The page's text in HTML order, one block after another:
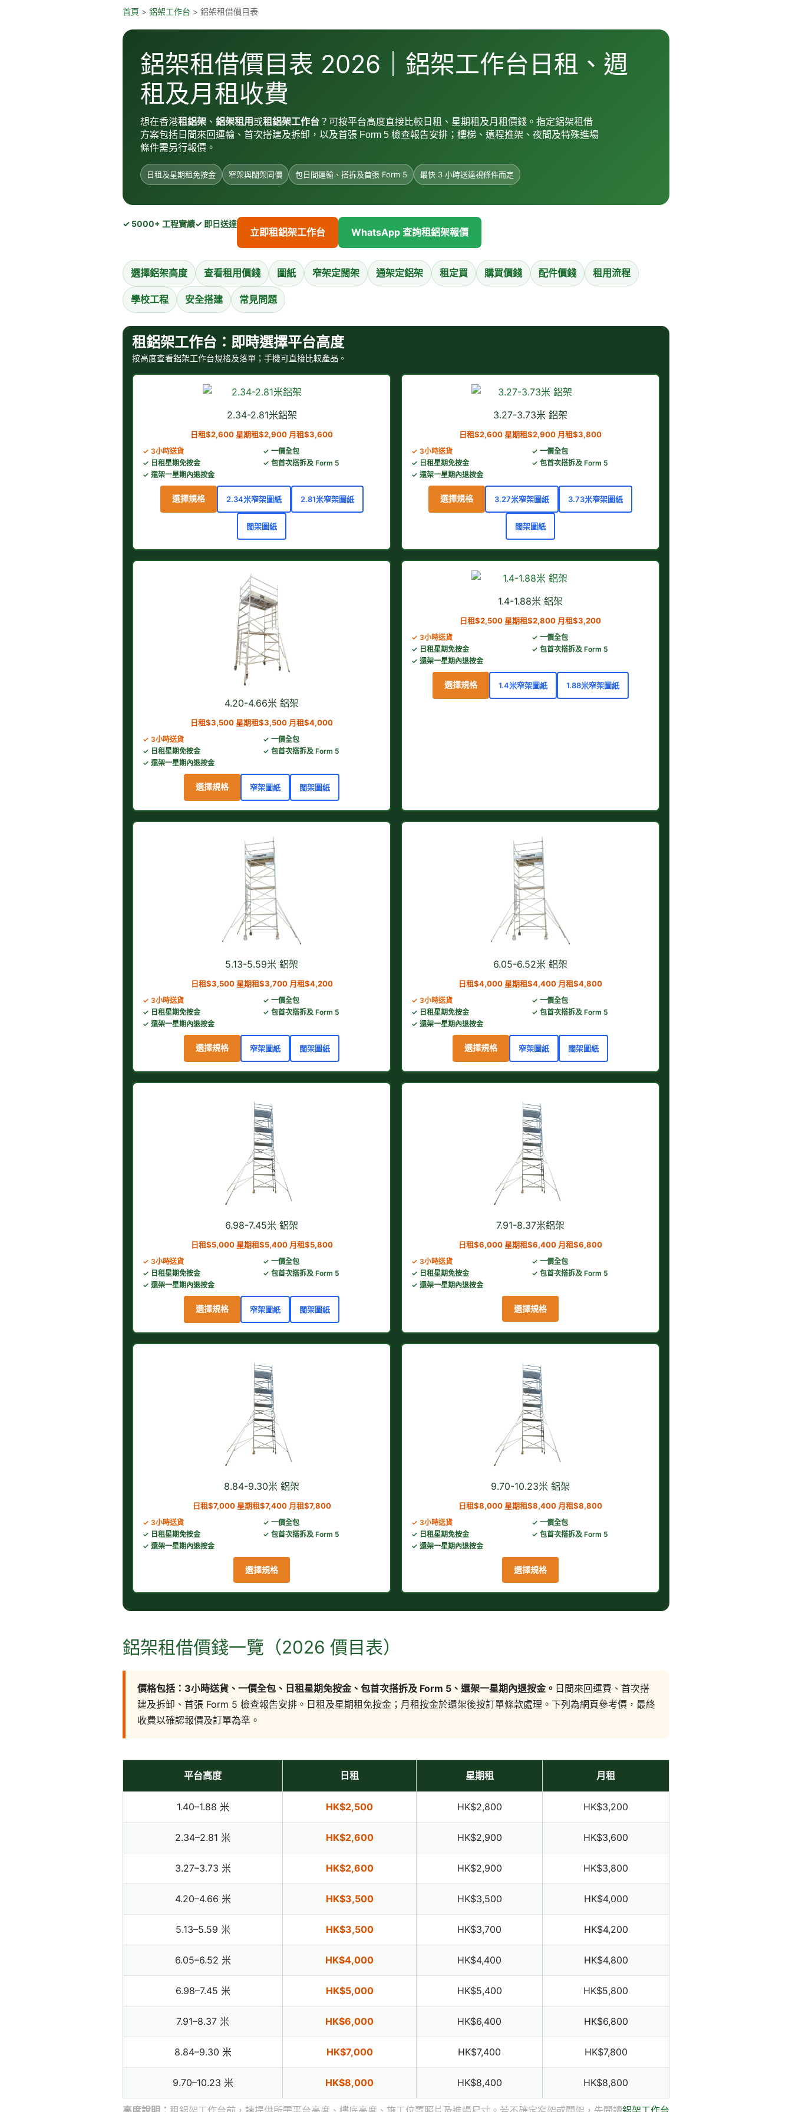
首頁 > 鋁架工作台 > 鋁架租借價目表
鋁架租借價目表 2026｜鋁架工作台日租、週
租及月租收費
想在香港租鋁架 、 鋁架租用 或租鋁架工作台 ？可按平台高度直接比較日租、星期租及月租價錢。指定鋁架租借
方案包括日間來回運輸、首次搭建及拆卸，以及首張 Form 5 檢查報告安排；樓梯、遠程推架、夜間及特殊進場
條件需另行報價。
日租及星期租免按金 窄架與闊架同價 包日間運輸、搭拆及首張 Form 5 最快 3 小時送達視條件而定
✓ 5000+ 工程實績✓ 即日送達
立即租鋁架工作台 WhatsApp 查詢租鋁架報價
選擇鋁架高度 查看租用價錢 圖紙 窄架定闊架 通架定鋁架 租定買 購買價錢 配件價錢 租用流程
學校工程 安全搭建 常見問題
租鋁架工作台：即時選擇平台高度
按高度查看鋁架工作台規格及落單；手機可直接比較產品。
2.34-2.81米鋁架
日租$2,600 星期租$2,900 月租$3,600
✓ 3小時送貨
✓ 一價全包
✓ 日租星期免按金
✓ 包首次搭拆及 Form 5
✓ 還架一星期內退按金
選擇規格 2.34米窄架圖紙 2.81米窄架圖紙
闊架圖紙
3.27-3.73米 鋁架
日租$2,600 星期租$2,900 月租$3,800
✓ 3小時送貨
✓ 一價全包
✓ 日租星期免按金
✓ 包首次搭拆及 Form 5
✓ 還架一星期內退按金
選擇規格 3.27米窄架圖紙 3.73米窄架圖紙
闊架圖紙
4.20-4.66米 鋁架
日租$3,500 星期租$3,500 月租$4,000
✓ 3小時送貨
✓ 一價全包
✓ 日租星期免按金
✓ 包首次搭拆及 Form 5
✓ 還架一星期內退按金
選擇規格 窄架圖紙 闊架圖紙
1.4-1.88米 鋁架
日租$2,500 星期租$2,800 月租$3,200
✓ 3小時送貨
✓ 一價全包
✓ 日租星期免按金
✓ 包首次搭拆及 Form 5
✓ 還架一星期內退按金
選擇規格 1.4米窄架圖紙 1.88米窄架圖紙
5.13-5.59米 鋁架
日租$3,500 星期租$3,700 月租$4,200
✓ 3小時送貨
✓ 一價全包
✓ 日租星期免按金
✓ 包首次搭拆及 Form 5
✓ 還架一星期內退按金
選擇規格 窄架圖紙 闊架圖紙
6.05-6.52米 鋁架
日租$4,000 星期租$4,400 月租$4,800
✓ 3小時送貨
✓ 一價全包
✓ 日租星期免按金
✓ 包首次搭拆及 Form 5
✓ 還架一星期內退按金
選擇規格 窄架圖紙 闊架圖紙
6.98-7.45米 鋁架
日租$5,000 星期租$5,400 月租$5,800
✓ 3小時送貨
✓ 一價全包
✓ 日租星期免按金
✓ 包首次搭拆及 Form 5
✓ 還架一星期內退按金
選擇規格 窄架圖紙 闊架圖紙
7.91-8.37米鋁架
日租$6,000 星期租$6,400 月租$6,800
✓ 3小時送貨
✓ 一價全包
✓ 日租星期免按金
✓ 包首次搭拆及 Form 5
✓ 還架一星期內退按金
選擇規格
8.84-9.30米 鋁架
日租$7,000 星期租$7,400 月租$7,800
✓ 3小時送貨
✓ 一價全包
✓ 日租星期免按金
✓ 包首次搭拆及 Form 5
✓ 還架一星期內退按金
選擇規格
9.70-10.23米 鋁架
日租$8,000 星期租$8,400 月租$8,800
✓ 3小時送貨
✓ 一價全包
✓ 日租星期免按金
✓ 包首次搭拆及 Form 5
✓ 還架一星期內退按金
選擇規格
鋁架租借價錢一覽（2026 價目表）
價格包括：3小時送貨、一價全包、日租星期免按金、包首次搭拆及 Form 5、還架一星期內退按金。 日間來回運費、首次搭
建及拆卸、首張 Form 5 檢查報告安排。日租及星期租免按金；月租按金於還架後按訂單條款處理。下列為網頁參考價，最終
收費以確認報價及訂單為準。
平台高度 日租 星期租 月租
1.40–1.88 米 HK$2,500 HK$2,800 HK$3,200
2.34–2.81 米 HK$2,600 HK$2,900 HK$3,600
3.27–3.73 米 HK$2,600 HK$2,900 HK$3,800
4.20–4.66 米 HK$3,500 HK$3,500 HK$4,000
5.13–5.59 米 HK$3,500 HK$3,700 HK$4,200
6.05–6.52 米 HK$4,000 HK$4,400 HK$4,800
6.98–7.45 米 HK$5,000 HK$5,400 HK$5,800
7.91–8.37 米 HK$6,000 HK$6,400 HK$6,800
8.84–9.30 米 HK$7,000 HK$7,400 HK$7,800
9.70–10.23 米 HK$8,000 HK$8,400 HK$8,800